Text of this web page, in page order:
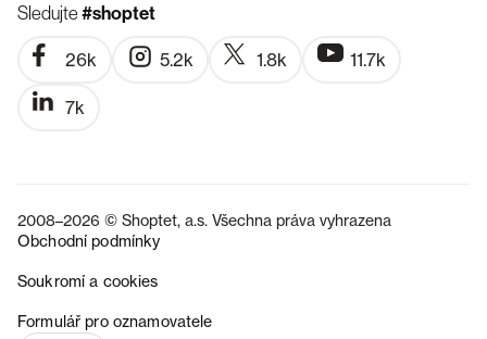
Sledujte#shoptet
26k 5.2k 1.8k 11.7k
7k
2008–2026 © Shoptet, a.s. Všechna práva vyhrazena
Obchodní podmínky
Soukromí a cookies
Formulář pro oznamovatele